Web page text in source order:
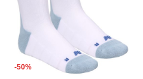
-50%